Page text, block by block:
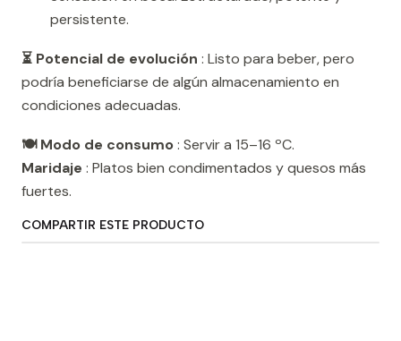
persistente.
⏳ Potencial de evolución : Listo para beber, pero
podría beneficiarse de algún almacenamiento en
condiciones adecuadas.
🍽️ Modo de consumo: Servir a 15–16 ºC.
Maridaje : Platos bien condimentados y quesos más
fuertes.
COMPARTIR ESTE PRODUCTO